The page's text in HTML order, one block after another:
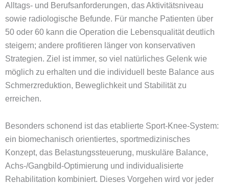
Alltags- und Berufsanforderungen, das Aktivitätsniveau
sowie radiologische Befunde. Für manche Patienten über
50 oder 60 kann die Operation die Lebensqualität deutlich
steigern; andere profitieren länger von konservativen
Strategien. Ziel ist immer, so viel natürliches Gelenk wie
möglich zu erhalten und die individuell beste Balance aus
Schmerzreduktion, Beweglichkeit und Stabilität zu
erreichen.
Besonders schonend ist das etablierte Sport-Knee-System:
ein biomechanisch orientiertes, sportmedizinisches
Konzept, das Belastungssteuerung, muskuläre Balance,
Achs-/Gangbild-Optimierung und individualisierte
Rehabilitation kombiniert. Dieses Vorgehen wird vor jeder